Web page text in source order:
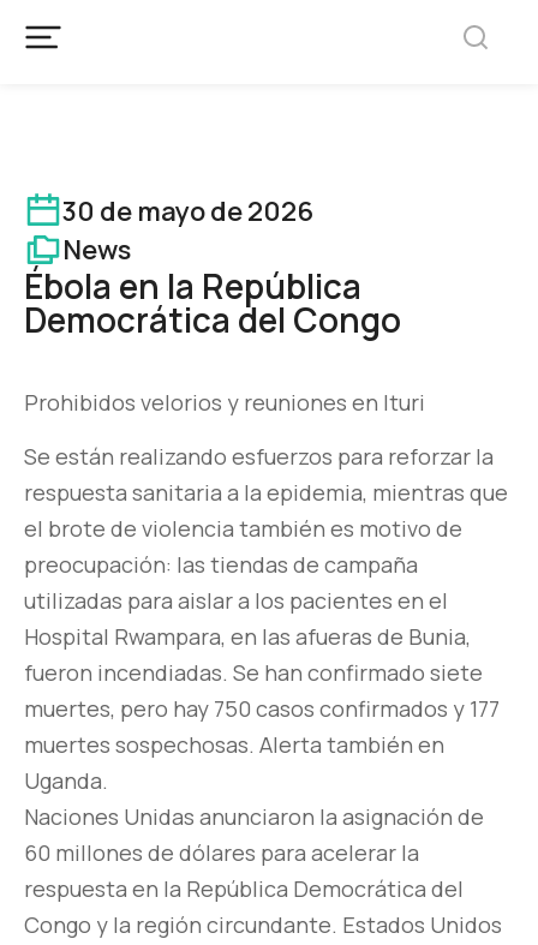
30 de mayo de 2026
News
Ébola en la República
Democrática del Congo
Prohibidos velorios y reuniones en Ituri
Se están realizando esfuerzos para reforzar la
respuesta sanitaria a la epidemia, mientras que
el brote de violencia también es motivo de
preocupación: las tiendas de campaña
utilizadas para aislar a los pacientes en el
Hospital Rwampara, en las afueras de Bunia,
fueron incendiadas. Se han confirmado siete
muertes, pero hay 750 casos confirmados y 177
muertes sospechosas. Alerta también en
Uganda.
Naciones Unidas anunciaron la asignación de
60 millones de dólares para acelerar la
respuesta en la República Democrática del
Congo y la región circundante. Estados Unidos